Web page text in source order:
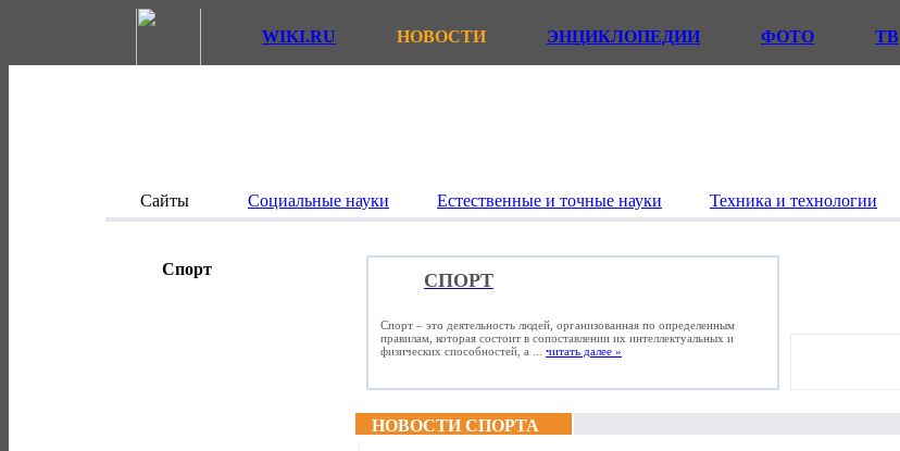
WIKI.RU НОВОСТИ ЭНЦИКЛОПЕДИИ ФОТО ТВ
Сайты Социальные науки Естественные и точные науки Техника и технологии
Спорт
СПОРТ
Спорт – это деятельность людей, организованная по определенным
правилам, которая состоит в сопоставлении их интеллектуальных и
физических способностей, а ... читать далее »
НОВОСТИ СПОРТА